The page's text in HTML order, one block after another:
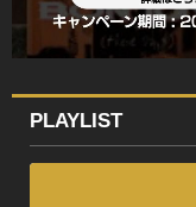
PLAYLIST